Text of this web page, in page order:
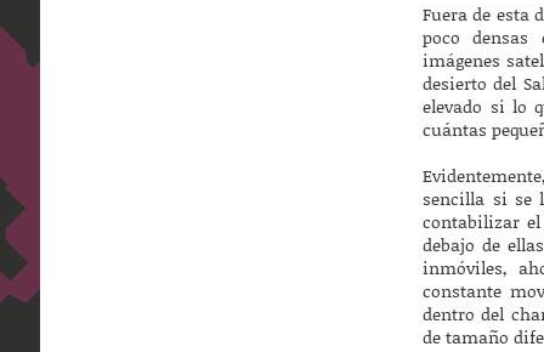
Fuera de esta
poco
imágenes
desierto del
elevado si lo
cuántas
sencilla si se
contabilizar
debajo de
inmóviles,
constante
dentro del
de tamaño